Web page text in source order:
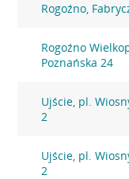
Rogoźno,
Rogoźno
Poznańska 24
Ujście, pl.
2
Ujście, pl.
2